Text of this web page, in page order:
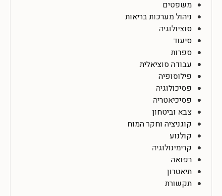
משפטים
ניהול מערכות בריאות
סוציולוגיה
סיעוד
ספרות
עבודה סוציאלית
פילוסופיה
פסיכולוגיה
פסיכיאטריה
צבא וביטחון
קוגניציה וחקר המוח
קולנוע
קרימינולוגיה
רפואה
תיאטרון
תקשורת